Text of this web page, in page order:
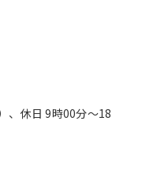
、休日 9時00分〜18